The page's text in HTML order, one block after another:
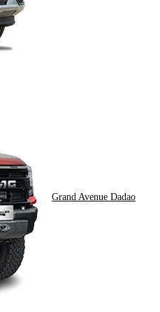
Grand Avenue Dadao